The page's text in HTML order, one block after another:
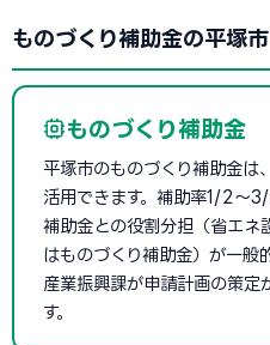
ものづくり補助金の平塚
ものづくり補助金
平塚市のものづくり補助金は
活用できます。補助率1/2〜
補助金との役割分担（省エネ
はものづくり補助金）が一般
産業振興課が申請計画の策定
す。